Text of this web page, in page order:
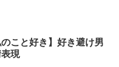
のこと好き】好き避け男
現